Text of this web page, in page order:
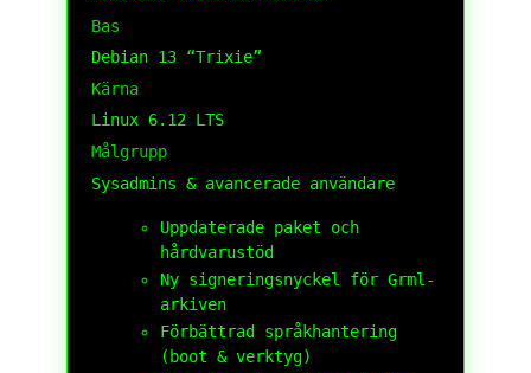
Bas
Debian 13 “Trixie”
Kärna
Linux 6.12 LTS
Målgrupp
Sysadmins & avancerade användare
Uppdaterade paket och
hårdvarustöd
Ny signeringsnyckel för Grml-
arkiven
Förbättrad språkhantering
(boot & verktyg)